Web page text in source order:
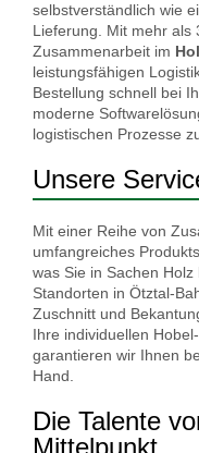
selbstverständlich wie
Lieferung. Mit mehr als
Zusammenarbeit im
leistungsfähigen
Bestellung schnell bei
moderne
logistischen Prozesse
Unsere
Mit einer Reihe von
umfangreiches
was Sie in Sachen
Standorten in Ötztal-
Zuschnitt und
Ihre individuellen
garantieren wir Ihnen
Hand.
Die Talente